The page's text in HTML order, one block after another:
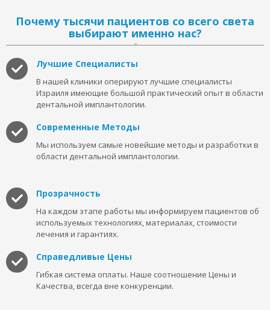
Почему тысячи пациентов со всего света
выбирают именно нас?
Лучшие Специалисты
В нашей клиники оперируют лучшие специалисты
Израиля имеющие большой практический опыт в области
дентальной имплантологии.
Современные Методы
Мы используем самые новейшие методы и разработки в
области дентальной имплантологии.
Прозрачность
На каждом этапе работы мы информируем пациентов об
используемых технологиях, материалах, стоимости
лечения и гарантиях.
Справедливые Цены
Гибкая система оплаты. Наше соотношение Цены и
Качества, всегда вне конкуренции.